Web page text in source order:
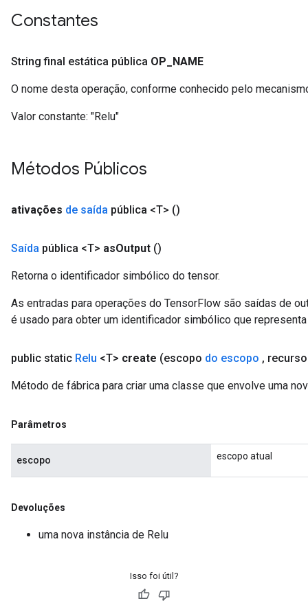
Constantes
String final estática pública OP NAME
O nome desta operação, conforme conhecido pelo
Valor constante: "Relu"
Métodos Públicos
ativações de saída pública <T> ()
Saída pública <T> asOutput ()
Retorna o identificador simbólico do tensor.
As entradas para operações do TensorFlow são saídas de
é usado para obter um identificador simbólico que
public static Relu <T> create (escopo do escopo ,
Método de fábrica para criar uma classe que envolve uma
Parâmetros
escopo escopo atual
Devoluções
uma nova instância de Relu
Isso foi útil?